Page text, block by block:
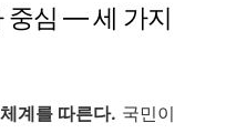
중심 — 세 가지
계를 따른다. 국민이